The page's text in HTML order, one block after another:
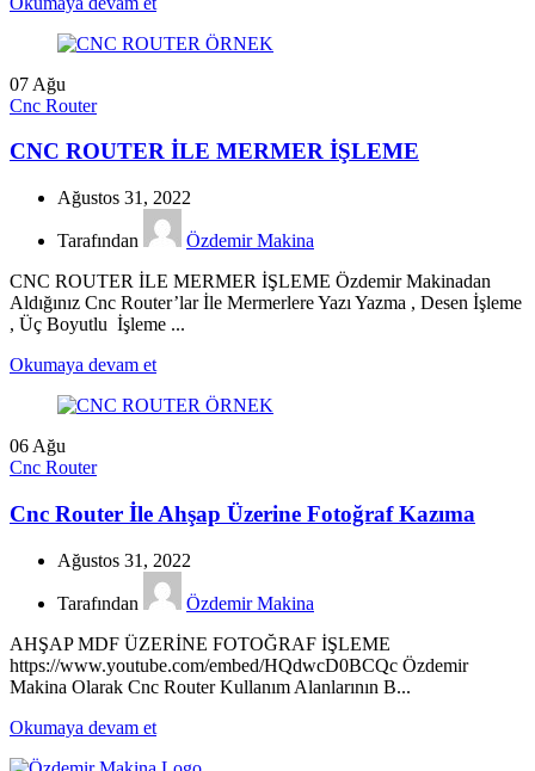
07 Ağu
Cnc Router
CNC ROUTER İLE MERMER İŞLEME
Ağustos 31, 2022
Tarafından
Özdemir Makina
CNC ROUTER İLE MERMER İŞLEME Özdemir Makinadan
Aldığınız Cnc Router’lar İle Mermerlere Yazı Yazma , Desen İşleme
, Üç Boyutlu İşleme ...
Okumaya devam et
06 Ağu
Cnc Router
Cnc Router İle Ahşap Üzerine Fotoğraf Kazıma
Ağustos 31, 2022
Tarafından
Özdemir Makina
AHŞAP MDF ÜZERİNE FOTOĞRAF İŞLEME
https://www.youtube.com/embed/HQdwcD0BCQc Özdemir
Makina Olarak Cnc Router Kullanım Alanlarının B...
Okumaya devam et